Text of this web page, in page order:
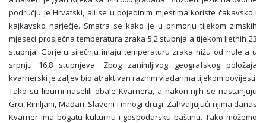
području je Hrvatski, ali se u pojedinim mjestima koriste čakavsko i
kajkavsko narječje. Smatra se kako je u primorju tijekom zimskih
mjeseci prosječna temperatura zraka 5,2 stupnja a tijekom ljetnih 23
stupnja. Gorje u siječnju imaju temperaturu zraka nižu od nule a u
srpnju 16,8 stupnjeva. Zbog zanimljivog geografskog položaja
kvarnerski je zaljev bio atraktivan raznim vladarima tijekom povijesti.
Tako su liburni naselili obale Kvarnera, a nakon njih se nastanjuju
Grci, Rimljani, Mađari, Slaveni i mnogi drugi. Zahvaljujući njima danas
Kvarner ima bogatu kulturnu i gospodarsku baštinu. Tako možemo